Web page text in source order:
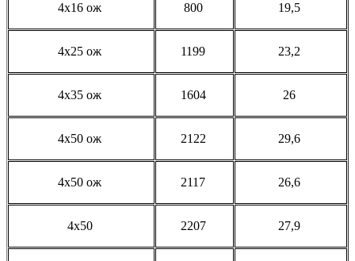
4x16 ож 800 19,5
4x25 ож 1199 23,2
4x35 ож 1604 26
4x50 ож 2122 29,6
4x50 ож 2117 26,6
4x50 2207 27,9